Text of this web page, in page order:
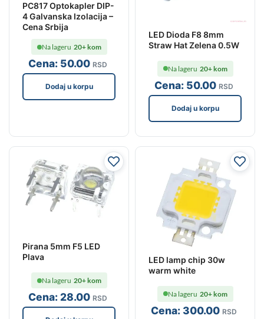
PC817 Optokapler DIP-
4 Galvanska Izolacija –
Cena Srbija
Cena: 50.00 RSD
Na lageru 20+ kom
Dodaj u korpu
LED Dioda F8 8mm
Straw Hat Zelena 0.5W
Cena: 50.00 RSD
Na lageru 20+ kom
Dodaj u korpu
Pirana 5mm F5 LED
Plava
Cena: 28.00 RSD
Na lageru 20+ kom
LED lamp chip 30w
warm white
Cena:300.00 RSD
Na lageru 20+ kom